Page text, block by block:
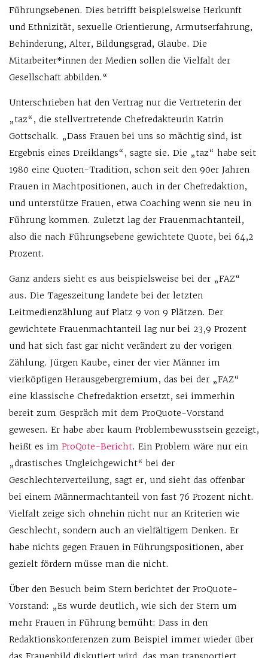
Führungsebenen. Dies betrifft beispielsweise Herkunft
und Ethnizität, sexuelle Orientierung, Armutserfahrung,
Behinderung, Alter, Bildungsgrad, Glaube. Die
Mitarbeiter*innen der Medien sollen die Vielfalt der
Gesellschaft abbilden.“
Unterschrieben hat den Vertrag nur die Vertreterin der
„taz“, die stellvertretende Chefredakteurin Katrin
Gottschalk. „Dass Frauen bei uns so mächtig sind, ist
Ergebnis eines Dreiklangs“, sagte sie. Die „taz“ habe seit
1980 eine Quoten-Tradition, schon seit den 90er Jahren
Frauen in Machtpositionen, auch in der Chefredaktion,
und unterstütze Frauen, etwa Coaching wenn sie neu in
Führung kommen. Zuletzt lag der Frauenmachtanteil,
also die nach Führungsebene gewichtete Quote, bei 64,2
Prozent.
Ganz anders sieht es aus beispielsweise bei der „FAZ“
aus. Die Tageszeitung landete bei der letzten
Leitmedienzählung auf Platz 9 von 9 Plätzen. Der
gewichtete Frauenmachtanteil lag nur bei 23,9 Prozent
und hat sich fast gar nicht verändert zu der vorigen
Zählung. Jürgen Kaube, einer der vier Männer im
vierköpfigen Herausgebergremium, das bei der „FAZ“
eine klassische Chefredaktion ersetzt, sei immerhin
bereit zum Gespräch mit dem ProQuote-Vorstand
gewesen. Er habe aber kaum Problembewusstsein gezeigt,
heißt es im ProQote-Bericht. Ein Problem wäre nur ein
„drastisches Ungleichgewicht“ bei der
Geschlechterverteilung, sagt er, und sieht das offenbar
bei einem Männermachtanteil von fast 76 Prozent nicht.
Vielfalt zeige sich ohnehin nicht nur an Kriterien wie
Geschlecht, sondern auch an vielfältigem Denken. Er
habe nichts gegen Frauen in Führungspositionen, aber
gezielt fördern müsse man die nicht.
Über den Besuch beim Stern berichtet der ProQuote-
Vorstand: „Es wurde deutlich, wie sich der Stern um
mehr Frauen in Führung bemüht: Dass in den
Redaktionskonferenzen zum Beispiel immer wieder über